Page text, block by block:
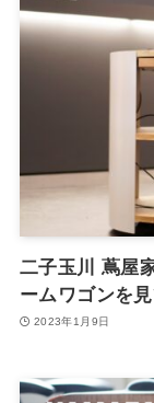
二子玉川 蔦屋
ームワゴンを
2023年1月9日